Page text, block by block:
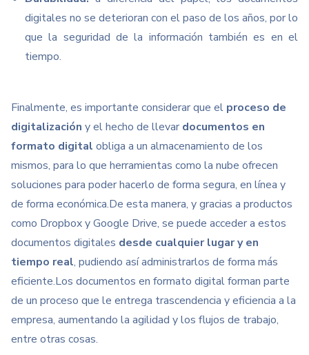
digitales no se deterioran con el paso de los años, por lo
que la seguridad de la información también es en el
tiempo.
Finalmente, es importante considerar que el proceso de
digitalización y el hecho de llevar documentos en
formato digital obliga a un almacenamiento de los
mismos, para lo que herramientas como la nube ofrecen
soluciones para poder hacerlo de forma segura, en línea y
de forma económica.De esta manera, y gracias a productos
como Dropbox y Google Drive, se puede acceder a estos
documentos digitales desde cualquier lugar y en
tiempo real, pudiendo así administrarlos de forma más
eficiente.Los documentos en formato digital forman parte
de un proceso que le entrega trascendencia y eficiencia a la
empresa, aumentando la agilidad y los flujos de trabajo,
entre otras cosas.